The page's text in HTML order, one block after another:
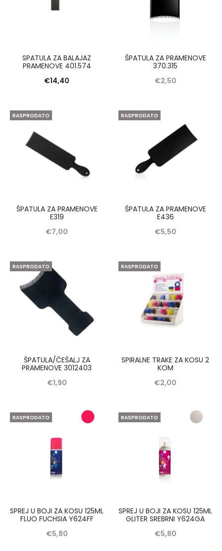
SPATULA ZA BALAJAZ
PRAMENOVE 401.574
€14,40
ŠPATULA ZA PRAMENOVE
370.315
€2,50
RASPRODATO
ŠPATULA ZA PRAMENOVE
E319
€7,00
RASPRODATO
ŠPATULA ZA PRAMENOVE
E436
€5,50
RASPRODATO
ŠPATULA/ČEŠALJ ZA
PRAMENOVE 3012403
€1,90
RASPRODATO
SPIRALNE TRAKE ZA KOSU 2
KOM
€2,00
RASPRODATO
SPREJ U BOJI ZA KOSU 125ML
FLUO FUCHSIA Y624FF
€5,80
RASPRODATO
SPREJ U BOJI ZA KOSU 125ML
GLITER SREBRNI Y624GA
€5,80